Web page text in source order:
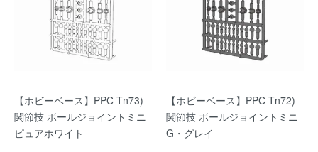
【ホビーベース】PPC-Tn73)
関節技 ボールジョイントミニ
ピュアホワイト
【ホビーベース】PPC-Tn72)
関節技 ボールジョイントミニ
G・グレイ